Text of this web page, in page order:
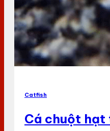
Catfish
Cá chuột hạt